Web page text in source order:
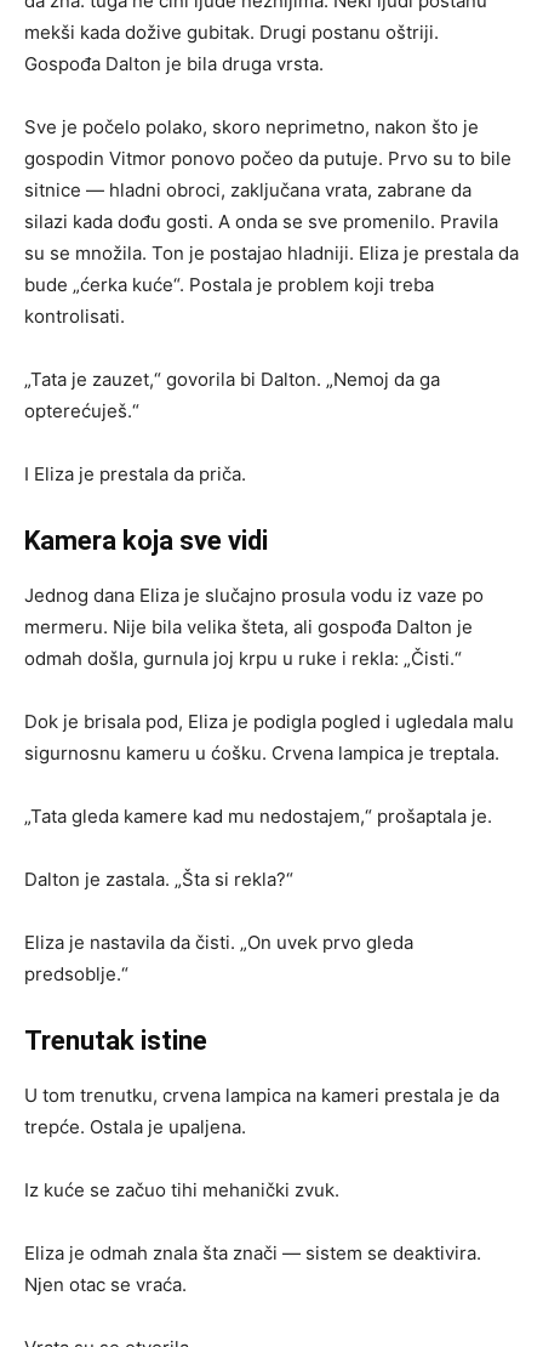
mekši kada dožive gubitak. Drugi postanu oštriji.
Gospođa Dalton je bila druga vrsta.
Sve je počelo polako, skoro neprimetno, nakon što je
gospodin Vitmor ponovo počeo da putuje. Prvo su to bile
sitnice — hladni obroci, zaključana vrata, zabrane da
silazi kada dođu gosti. A onda se sve promenilo. Pravila
su se množila. Ton je postajao hladniji. Eliza je prestala da
bude „ćerka kuće“. Postala je problem koji treba
kontrolisati.
„Tata je zauzet,“ govorila bi Dalton. „Nemoj da ga
opterećuješ.“
I Eliza je prestala da priča.
Kamera koja sve vidi
Jednog dana Eliza je slučajno prosula vodu iz vaze po
mermeru. Nije bila velika šteta, ali gospođa Dalton je
odmah došla, gurnula joj krpu u ruke i rekla: „Čisti.“
Dok je brisala pod, Eliza je podigla pogled i ugledala malu
sigurnosnu kameru u ćošku. Crvena lampica je treptala.
„Tata gleda kamere kad mu nedostajem,“ prošaptala je.
Dalton je zastala. „Šta si rekla?“
Eliza je nastavila da čisti. „On uvek prvo gleda
predsoblje.“
Trenutak istine
U tom trenutku, crvena lampica na kameri prestala je da
trepće. Ostala je upaljena.
Iz kuće se začuo tihi mehanički zvuk.
Eliza je odmah znala šta znači — sistem se deaktivira.
Njen otac se vraća.